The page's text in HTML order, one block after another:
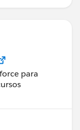
para